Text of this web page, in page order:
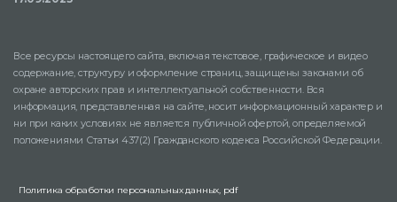
Все ресурсы настоящего сайта, включая текстовое, графическое и видео
содержание, структуру и оформление страниц, защищены законами об
охране авторских прав и интеллектуальной собственности. Вся
информация, представленная на сайте, носит информационный характер и
ни при каких условиях не является публичной офертой, определяемой
положениями Статьи 437(2) Гражданского кодекса Российской Федерации.
Политика обработки персональных данных, pdf